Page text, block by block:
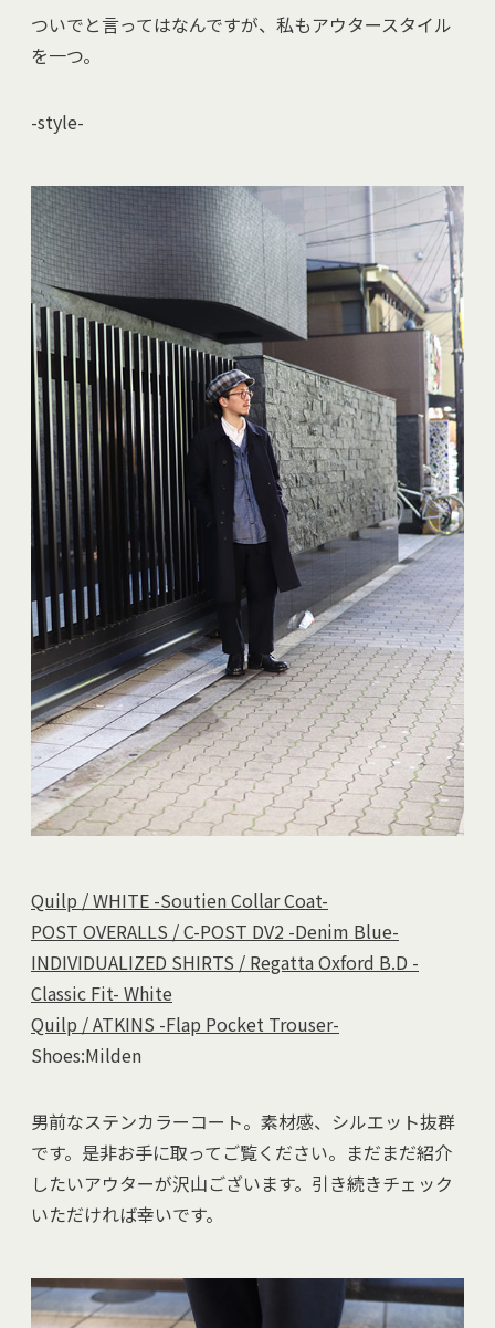
ついでと言ってはなんですが、私もアウタースタイル
を一つ。
-style-
Quilp / WHITE -Soutien Collar Coat-
POST OVERALLS / C-POST DV2 -Denim Blue-
INDIVIDUALIZED SHIRTS / Regatta Oxford B.D -
Classic Fit- White
Quilp / ATKINS -Flap Pocket Trouser-
Shoes:Milden
男前なステンカラーコート。素材感、シルエット抜群
です。是非お手に取ってご覧ください。まだまだ紹介
したいアウターが沢山ございます。引き続きチェック
いただければ幸いです。